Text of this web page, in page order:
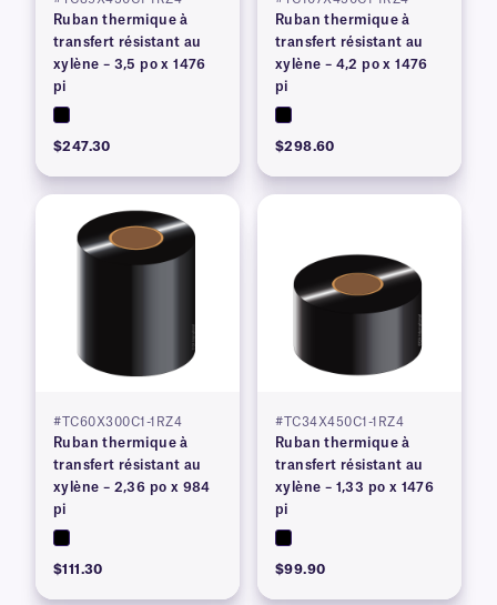
Ruban thermique à
transfert résistant au
xylène – 3,5 po x 1476
pi
$247.30
Ruban thermique à
transfert résistant au
xylène – 4,2 po x 1476
pi
$298.60
#TC60X300C1-1RZ4
Ruban thermique à
transfert résistant au
xylène – 2,36 po x 984
pi
$111.30
#TC34X450C1-1RZ4
Ruban thermique à
transfert résistant au
xylène – 1,33 po x 1476
pi
$99.90